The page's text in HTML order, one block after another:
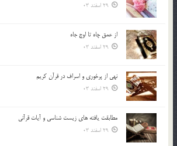
29 اسفند 03
از عمق چاه تا اوج جاه
29 اسفند 03
نهي از پرخوري و اسراف در قرآن کريم
29 اسفند 03
مطابقت یافته های زیست شناسی و آیات قرآنی
29 اسفند 03